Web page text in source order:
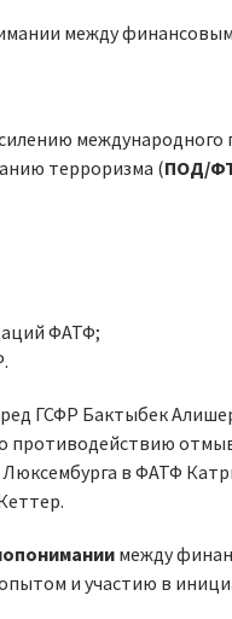
международного
терроризма (ПОД/
ФАТФ;
ГСФР Бактыбек
противодействию
в ФАТФ
между
и участию в